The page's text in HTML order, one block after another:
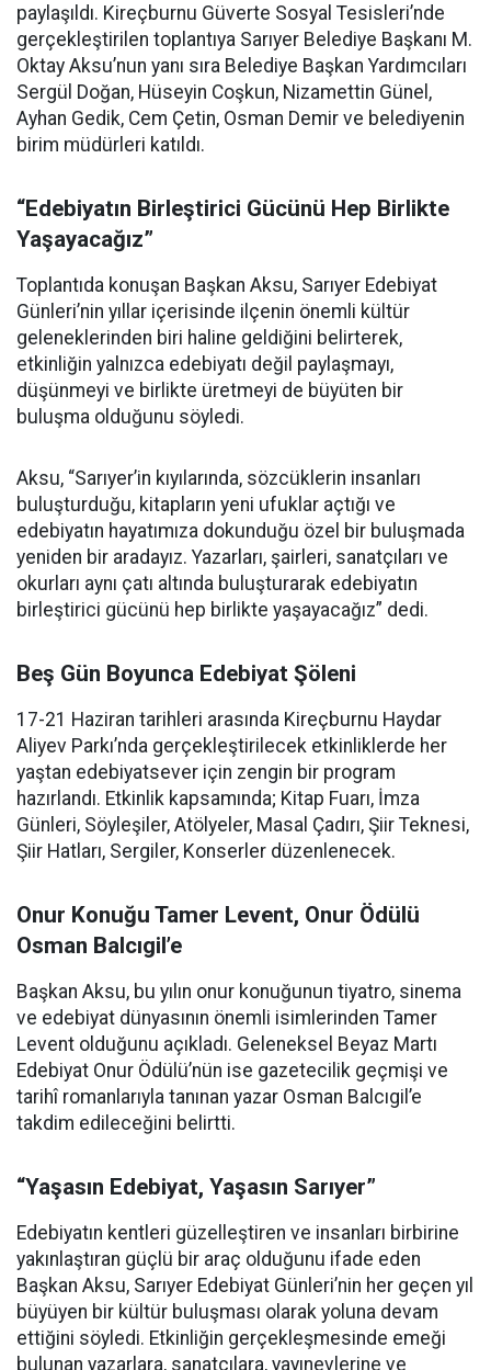
paylaşıldı. Kireçburnu Güverte Sosyal Tesisleri’nde
gerçekleştirilen toplantıya Sarıyer Belediye Başkanı M.
Oktay Aksu’nun yanı sıra Belediye Başkan Yardımcıları
Sergül Doğan, Hüseyin Coşkun, Nizamettin Günel,
Ayhan Gedik, Cem Çetin, Osman Demir ve belediyenin
birim müdürleri katıldı.
“Edebiyatın Birleştirici Gücünü Hep Birlikte
Yaşayacağız”
Toplantıda konuşan Başkan Aksu, Sarıyer Edebiyat
Günleri’nin yıllar içerisinde ilçenin önemli kültür
geleneklerinden biri haline geldiğini belirterek,
etkinliğin yalnızca edebiyatı değil paylaşmayı,
düşünmeyi ve birlikte üretmeyi de büyüten bir
buluşma olduğunu söyledi.
Aksu, “Sarıyer’in kıyılarında, sözcüklerin insanları
buluşturduğu, kitapların yeni ufuklar açtığı ve
edebiyatın hayatımıza dokunduğu özel bir buluşmada
yeniden bir aradayız. Yazarları, şairleri, sanatçıları ve
okurları aynı çatı altında buluşturarak edebiyatın
birleştirici gücünü hep birlikte yaşayacağız” dedi.
Beş Gün Boyunca Edebiyat Şöleni
17-21 Haziran tarihleri arasında Kireçburnu Haydar
Aliyev Parkı’nda gerçekleştirilecek etkinliklerde her
yaştan edebiyatsever için zengin bir program
hazırlandı. Etkinlik kapsamında; Kitap Fuarı, İmza
Günleri, Söyleşiler, Atölyeler, Masal Çadırı, Şiir Teknesi,
Şiir Hatları, Sergiler, Konserler düzenlenecek.
Onur Konuğu Tamer Levent, Onur Ödülü
Osman Balcıgil’e
Başkan Aksu, bu yılın onur konuğunun tiyatro, sinema
ve edebiyat dünyasının önemli isimlerinden Tamer
Levent olduğunu açıkladı. Geleneksel Beyaz Martı
Edebiyat Onur Ödülü’nün ise gazetecilik geçmişi ve
tarihî romanlarıyla tanınan yazar Osman Balcıgil’e
takdim edileceğini belirtti.
“Yaşasın Edebiyat, Yaşasın Sarıyer”
Edebiyatın kentleri güzelleştiren ve insanları birbirine
yakınlaştıran güçlü bir araç olduğunu ifade eden
Başkan Aksu, Sarıyer Edebiyat Günleri’nin her geçen yıl
büyüyen bir kültür buluşması olarak yoluna devam
ettiğini söyledi. Etkinliğin gerçekleşmesinde emeği
bulunan yazarlara, sanatçılara, yayınevlerine ve